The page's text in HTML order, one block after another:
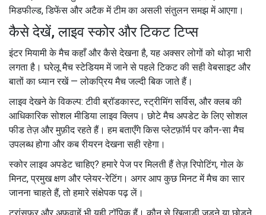
मिडफील्ड, डिफेंस और अटैक में टीम का असली संतुलन समझ में आएगा।
कैसे देखें, लाइव स्कोर और टिकट टिप्स
इंटर मियामी के मैच कहाँ और कैसे देखना है, यह अक्सर लोगों को थोड़ा भारी
लगता है। घरेलू मैच स्टेडियम में जाने से पहले टिकट की सही वेबसाइट और
बातों का ध्यान रखें — लोकप्रिय मैच जल्दी बिक जाते हैं।
लाइव देखने के विकल्प: टीवी ब्रॉडकास्ट, स्ट्रीमिंग सर्विस, और क्लब की
आधिकारिक सोशल मीडिया लाइव क्लिप। छोटे मैच अपडेट के लिए सोशल
फीड तेज़ और मुफ़ीद रहते हैं। हम बताएँगे किस प्लेटफ़ॉर्म पर कौन-सा मैच
उपलब्ध होगा और कब रीयरन देखना सही रहेगा।
स्कोर लाइव अपडेट चाहिए? हमारे पेज पर मिलती हैं तेज़ रिपोटिंग, गोल के
मिनट, प्रमुख क्षण और प्लेयर-रेटिंग। अगर आप कुछ मिनट में मैच का सार
जानना चाहते हैं, तो हमारे संक्षेपक पढ़ लें।